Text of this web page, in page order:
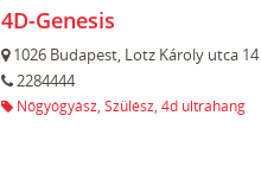
4D-Genesis
1026 Budapest, Lotz Károly utca 14
2284444
Nőgyógyász, Szülész, 4d ultrahang